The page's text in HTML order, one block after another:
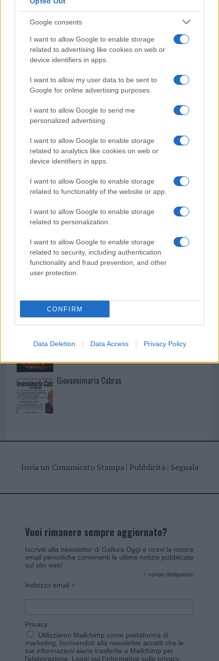
Google consents
I want to allow Google to enable storage
related to advertising like cookies on web or
device identifiers in apps.
I want to allow my user data to be sent to
Google for online advertising purposes.
I want to allow Google to send me
personalized advertising.
I want to allow Google to enable storage
related to analytics like cookies on web or
device identifiers in apps.
I want to allow Google to enable storage
related to functionality of the website or app.
I want to allow Google to enable storage
related to personalization.
I want to allow Google to enable storage
related to security, including authentication
functionality and fraud prevention, and other
user protection.
CONFIRM
Data Deletion Data Access Privacy Policy
Martina Agostina Diturco
I nostri cari
I nostri cari
I nostri cari
Giovannimaria Cabras
Invia un Comunicato Stampa| Pubblicità| Segnala
Vuoi rimanere sempre aggiornato?
Iscriviti alla newsletter di Gallura Oggi e ricevi le nostre
email periodiche contenenti le ultime notizie pubblicate
sul sito web!
* campo obbligatorio
Indirizzo email *
Privacy
Utilizziamo Mailchimp come piattaforma di
marketing. Iscrivendoti alla newsletter accetti che le
tue informazioni siano trasferite a Mailchimp per
l'elaborazione. Leggi qui l'informativa sulla privacy